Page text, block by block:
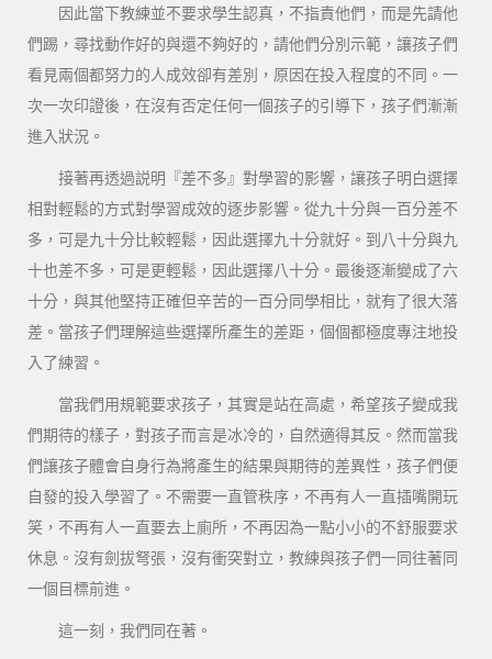
因此當下教練並不要求學生認真，不指責他們，而是先請他
們踢，尋找動作好的與還不夠好的，請他們分別示範，讓孩子們
看見兩個都努力的人成效卻有差別，原因在投入程度的不同。一
次一次印證後，在沒有否定任何一個孩子的引導下，孩子們漸漸
進入狀況。
接著再透過説明『差不多』對學習的影響，讓孩子明白選擇
相對輕鬆的方式對學習成效的逐步影響。從九十分與一百分差不
多，可是九十分比較輕鬆，因此選擇九十分就好。到八十分與九
十也差不多，可是更輕鬆，因此選擇八十分。最後逐漸變成了六
十分，與其他堅持正確但辛苦的一百分同學相比，就有了很大落
差。當孩子們理解這些選擇所產生的差距，個個都極度專注地投
入了練習。
當我們用規範要求孩子，其實是站在高處，希望孩子變成我
們期待的樣子，對孩子而言是冰冷的，自然適得其反。然而當我
們讓孩子體會自身行為將產生的結果與期待的差異性，孩子們便
自發的投入學習了。不需要一直管秩序，不再有人一直插嘴開玩
笑，不再有人一直要去上廁所，不再因為一點小小的不舒服要求
休息。沒有劍拔弩張，沒有衝突對立，教練與孩子們一同往著同
一個目標前進。
這一刻，我們同在著。